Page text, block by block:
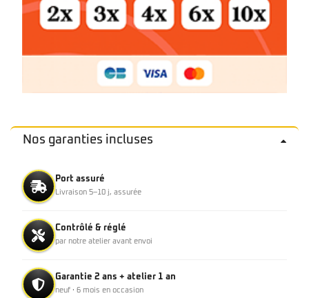
Nos garanties incluses
Port assuré
Livraison 5–10 j, assurée
Contrôlé & réglé
par notre atelier avant envoi
Garantie 2 ans + atelier 1 an
neuf · 6 mois en occasion